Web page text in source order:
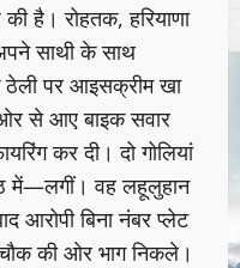
है। रोहतक, हरियाणा
साथी के साथ
पर आइसक्रीम खा
ओर से आए बाइक सवार
कर दी। दो गोलियां
में—लगीं। वह लहूलुहान
आरोपी बिना नंबर प्लेट
चौक की ओर भाग निकले।